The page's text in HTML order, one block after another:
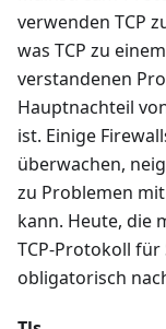
verwenden TCP
was TCP zu
verstandenen
Hauptnachteil
ist. Einige
überwachen,
zu Problemen
kann. Heute, die
TCP-Protokoll für
obligatorisch